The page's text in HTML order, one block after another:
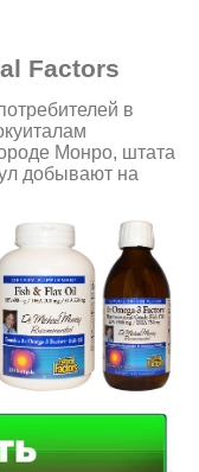
Factors
в
Монро, штата
добывают на